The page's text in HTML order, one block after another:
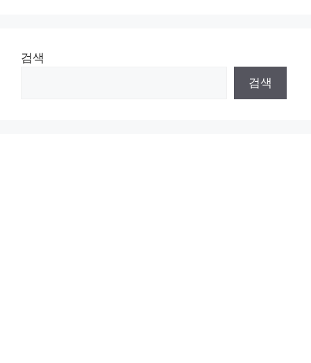
검색
검색